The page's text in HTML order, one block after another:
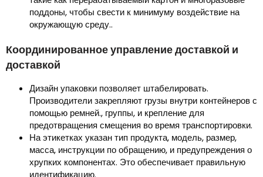
поддоны, чтобы свести к минимуму воздействие на
окружающую среду..
Координированное управление доставкой и
доставкой
Дизайн упаковки позволяет штабелировать.
Производители закрепляют грузы внутри контейнеров с
помощью ремней., группы, и крепление для
предотвращения смещения во время транспортировки.
На этикетках указан тип продукта, модель, размер,
масса, инструкции по обращению, и предупреждения о
хрупких компонентах. Это обеспечивает правильную
идентификацию.